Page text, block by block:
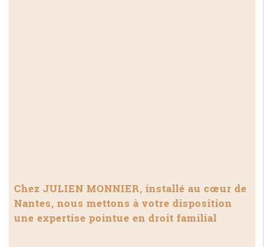
Chez JULIEN MONNIER, installé au cœur de
Nantes, nous mettons à votre disposition
une expertise pointue en droit familial